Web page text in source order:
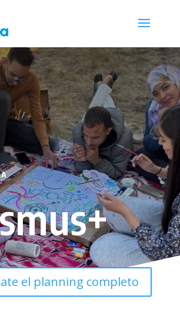
el planning completo